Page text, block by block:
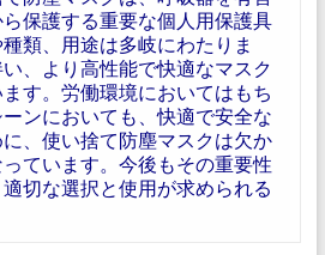
保護する重要な個人用保護具
類、用途は多岐にわたりま
、より高性能で快適なマスク
す。労働環境においてはもち
ンにおいても、快適で安全な
、使い捨て防塵マスクは欠か
ています。今後もその重要性
切な選択と使用が求められる